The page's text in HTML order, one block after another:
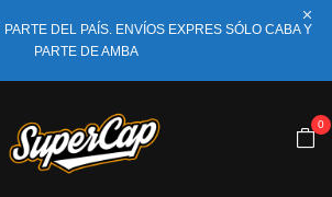
PARTE DEL PAÍS. ENVÍOS EXPRES SÓLO CABA Y
PARTE DE AMBA
0